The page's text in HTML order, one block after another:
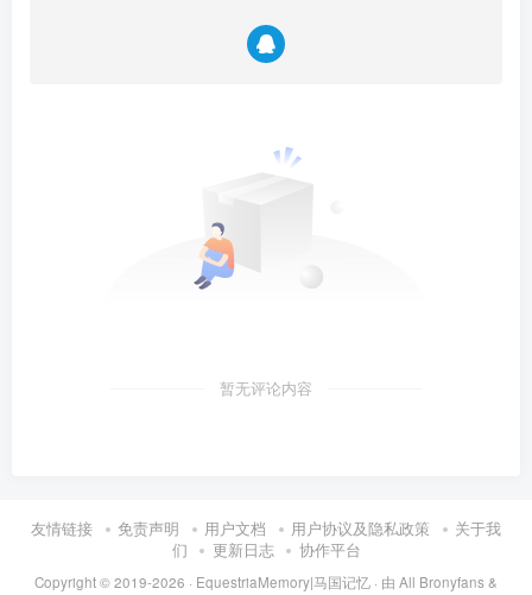
暂无评论内容
友情链接 免责声明 用户文档 用户协议及隐私政策
关于我
们
更新日志 协作平台
Copyright © 2019-2026 · EquestriaMemory|马国记忆 · 由 All Bronyfans &